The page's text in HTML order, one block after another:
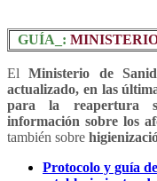
GUÍA_: MINISTERIO
ElMinisterio de
actualizado, en las
para la reapertura
información sobre los
también sobre
Protocolo y guía